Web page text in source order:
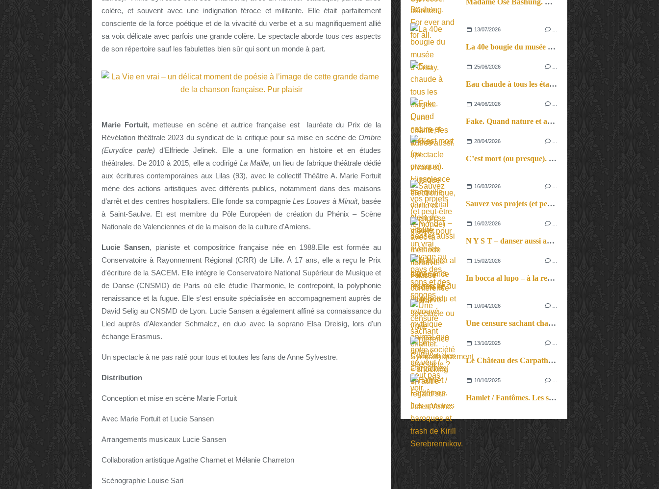
colère, et souvent avec une indignation féroce et militante. Elle était parfaitement
consciente de la force poétique et de la vivacité du verbe et a su magnifiquement allié
sa voix délicate avec parfois une grande colère. Le spectacle aborde tous ces aspects
de son répertoire sauf les fabulettes bien sûr qui sont un monde à part.
Marie Fortuit,metteuse en scène et autrice française est lauréate du Prix de la
Révélation théâtrale 2023 du syndicat de la critique pour sa mise en scène de Ombre
(Eurydice parle) d’Elfriede Jelinek. Elle a une formation en histoire et en études
théâtrales. De 2010 à 2015, elle a codirigé La Maille, un lieu de fabrique théâtrale dédié
aux écritures contemporaines aux Lilas (93), avec le collectif Théâtre A. Marie Fortuit
mène des actions artistiques avec différents publics, notamment dans des maisons
d’arrêt et des centres hospitaliers. Elle fonde sa compagnieLes Louves à Minuit, basée
à Saint-Saulve. Et est membre du Pôle Européen de création du Phénix – Scène
Nationale de Valenciennes et de la maison de la culture d'Amiens.
Lucie Sansen, pianiste et compositrice française née en 1988.Elle est formée au
Conservatoire à Rayonnement Régional (CRR) de Lille. À 17 ans, elle a reçu le Prix
d'écriture de la SACEM. Elle intégre le Conservatoire National Supérieur de Musique et
de Danse (CNSMD) de Paris où elle étudie l'harmonie, le contrepoint, la polyphonie
renaissance et la fugue. Elle s'est ensuite spécialisée en accompagnement auprès de
David Selig au CNSMD de Lyon. Lucie Sansen a également affiné sa connaissance du
Lied auprès d'Alexander Schmalcz, en duo avec la soprano Elsa Dreisig, lors d'un
échange Erasmus.
Un spectacle à ne pas raté pour tous et toutes les fans de Anne Sylvestre.
Distribution
Conception et mise en scène Marie Fortuit
Avec Marie Fortuit et Lucie Sansen
Arrangements musicaux Lucie Sansen
Collaboration artistique Agathe Charnet et Mélanie Charreton
Scénographie Louise Sari
Madame Ose Bashung. For ever and for all.
13/07/2026
La 40e bougie du musée d’Orsay.
25/06/2026
Eau chaude à tous les étages. L’une chante, les autres aussi.
24/06/2026
Fake. Quand nature et artifice, spectacle vivant et musique électronique, vérité et illusion se mêlent pour un vrai voyage au pays des sons et des songes…
28/04/2026
C’est mort (ou presque). L’insolence tranquille d’un récital plein de vitalité.
16/03/2026
Sauvez vos projets (et peut-être le monde) avec la méthode itérative. Fausse conférence et vrai spectacle ou vraie conférence et faux spectacle ?
16/02/2026
N Y S T – danser aussi avec les mots, une expérience insolite et inclusive !
15/02/2026
In bocca al lupo – à la recherche du loup perdu et retrouvé, mythique animal que notre société ne veut / peut pas voir.
10/04/2026
Une censure sachant chanter. Sympathiquement « shocking ».
13/10/2025
Le Château des Carpathes, un autre regard sur Jules Verne.
10/10/2025
Hamlet / Fantômes. Les spectres baroques et trash de Kirill Serebrennikov.